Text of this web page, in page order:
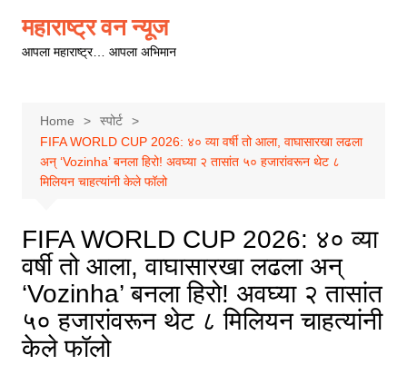
content
महाराष्ट्र वन न्यूज
आपला महाराष्ट्र… आपला अभिमान
Home
स्पोर्ट
FIFA WORLD CUP 2026: ४० व्या वर्षी तो आला, वाघासारखा लढला
अन् ‘Vozinha’ बनला हिरो! अवघ्या २ तासांत ५० हजारांवरून थेट ८
मिलियन चाहत्यांनी केले फॉलो
FIFA WORLD CUP 2026: ४० व्या
वर्षी तो आला, वाघासारखा लढला अन्
‘Vozinha’ बनला हिरो! अवघ्या २ तासांत
५० हजारांवरून थेट ८ मिलियन चाहत्यांनी
केले फॉलो